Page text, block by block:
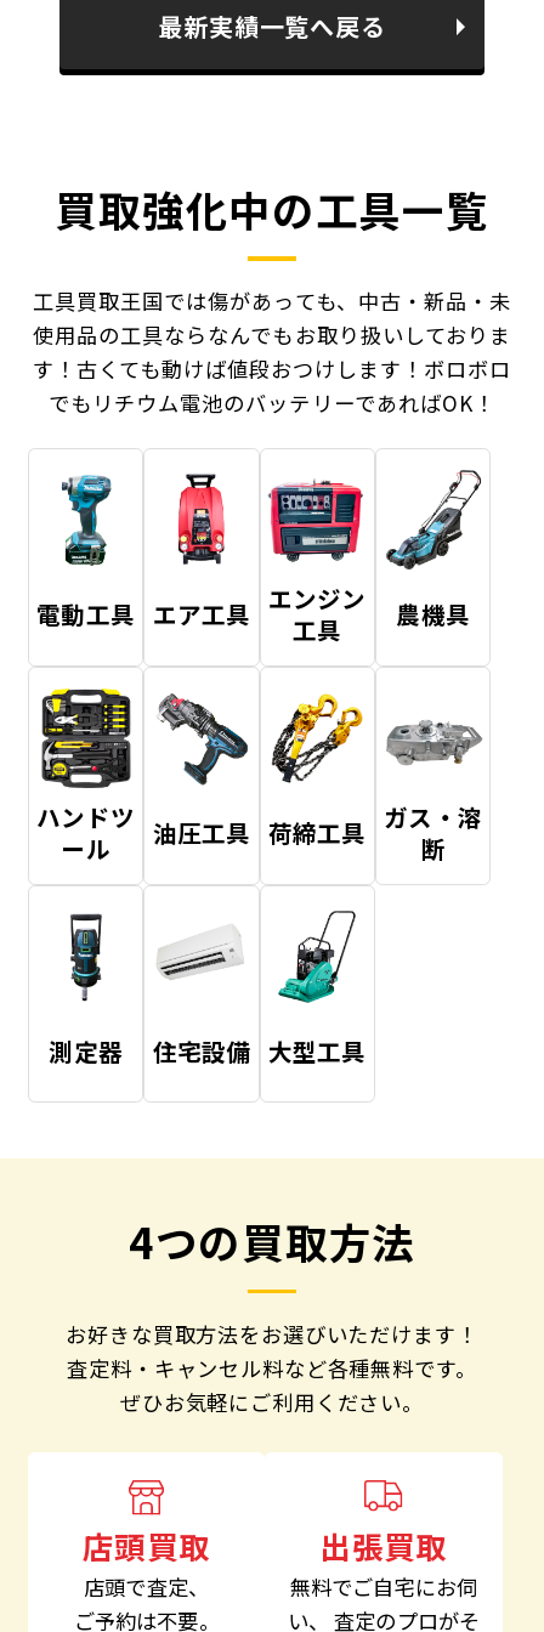
最新実績一覧へ戻る
買取強化中の工具一覧
工具買取王国では傷があっても、中古・新品・未
使用品の工具ならなんでもお取り扱いしておりま
す！ 古くても動けば値段おつけします！ボロボロ
でもリチウム電池のバッテリーであればOK！
電動工具 エア工具 エンジン
工具
農機具
ハンドツ
ール
油圧工具 荷締工具 ガス・溶
断
測定器 住宅設備 大型工具
4つの買取方法
お好きな買取方法をお選びいただけます！
査定料・キャンセル料など各種無料です。
ぜひお気軽にご利用ください。
店頭買取
店頭で査定、
ご予約は不要。
出張買取
無料でご自宅にお伺
い、
査定のプロがそ